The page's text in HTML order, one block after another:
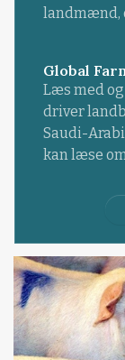
landmænd,
Global
Læs med
driver
Saudi-
kan læse